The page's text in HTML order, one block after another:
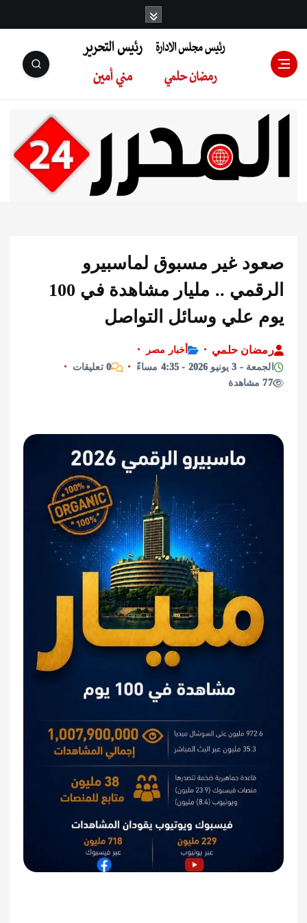
رئيس مجلس
الإدارة: رمضان
التحرير:مني أمين
غير مسبوق لماسبيرو
الرقمي .. مليار مشاهدة في 100
علي وسائل التواصل
حلمي
أخبار مصر
2026 - 4:35 مساءً
0 تعليقات